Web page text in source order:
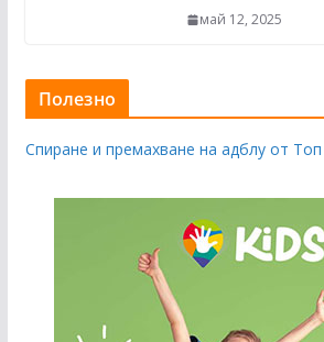
май 12, 2025
Полезно
Спиране и премахване на адблу от Топ